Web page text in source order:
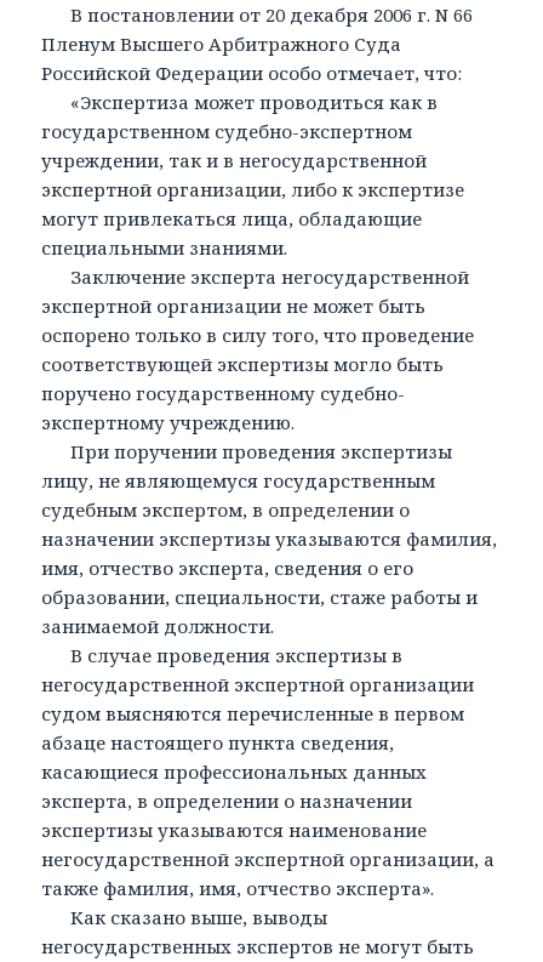
В постановлении от 20 декабря 2006 г. N 66
Пленум Высшего Арбитражного Суда
Российской Федерации особо отмечает, что:
«Экспертиза может проводиться как в
государственном судебно-экспертном
учреждении, так и в негосударственной
экспертной организации, либо к экспертизе
могут привлекаться лица, обладающие
специальными знаниями.
Заключение эксперта негосударственной
экспертной организации не может быть
оспорено только в силу того, что проведение
соответствующей экспертизы могло быть
поручено государственному судебно-
экспертному учреждению.
При поручении проведения экспертизы
лицу, не являющемуся государственным
судебным экспертом, в определении о
назначении экспертизы указываются фамилия,
имя, отчество эксперта, сведения о его
образовании, специальности, стаже работы и
занимаемой должности.
В случае проведения экспертизы в
негосударственной экспертной организации
судом выясняются перечисленные в первом
абзаце настоящего пункта сведения,
касающиеся профессиональных данных
эксперта, в определении о назначении
экспертизы указываются наименование
негосударственной экспертной организации, а
также фамилия, имя, отчество эксперта».
Как сказано выше, выводы
негосударственных экспертов не могут быть